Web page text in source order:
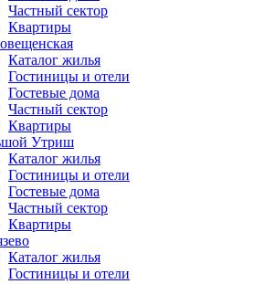
Частный сектор
Квартиры
Каталог жилья
Гостиницы и отели
Гостевые дома
Частный сектор
Квартиры
Утриш
Каталог жилья
Гостиницы и отели
Гостевые дома
Частный сектор
Квартиры
Каталог жилья
Гостиницы и отели